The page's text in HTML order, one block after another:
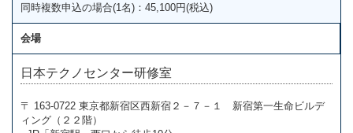
同時複数申込の場合(1名)：45,100円(税込)
会場
日本テクノセンター研修室
〒 163-0722 東京都新宿区西新宿２－７－１ 新宿第一生命ビルデ
ィング（２２階）